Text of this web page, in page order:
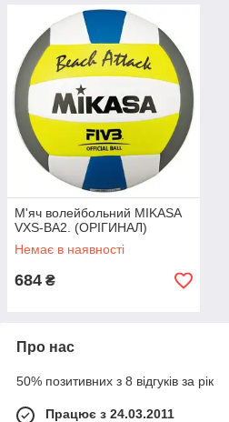
М'яч волейбольний MIKASA
VXS-BA2. (ОРІГИНАЛ)
Немає в наявності
684 ₴
Про нас
50% позитивних з 8 відгуків за рік
Працює з 24.03.2011